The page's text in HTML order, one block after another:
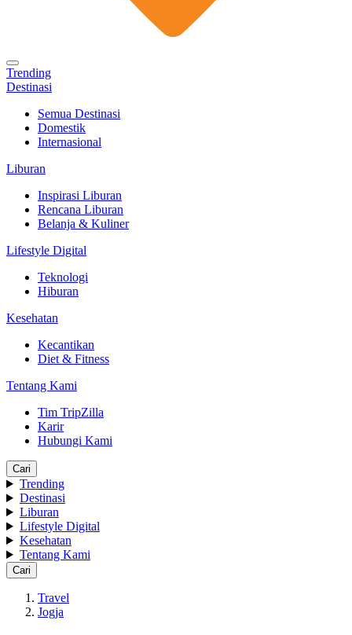
Trending
Destinasi
Semua Destinasi
Domestik
Internasional
Liburan
Inspirasi Liburan
Rencana Liburan
Belanja & Kuliner
Lifestyle Digital
Teknologi
Hiburan
Kesehatan
Kecantikan
Diet & Fitness
Tentang Kami
Tim TripZilla
Karir
Hubungi Kami
Cari
Trending
Destinasi
Liburan
Lifestyle Digital
Kesehatan
Tentang Kami
Cari
Travel
Jogja